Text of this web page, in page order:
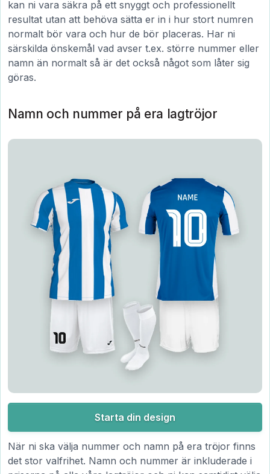
kan ni vara säkra på ett snyggt och professionellt
resultat utan att behöva sätta er in i hur stort numren
normalt bör vara och hur de bör placeras. Har ni
särskilda önskemål vad avser t.ex. större nummer eller
namn än normalt så är det också något som låter sig
göras.
Namn och nummer på era lagtröjor
Starta din design
När ni ska välja nummer och namn på era tröjor finns
det stor valfrihet. Namn och nummer är inkluderade i